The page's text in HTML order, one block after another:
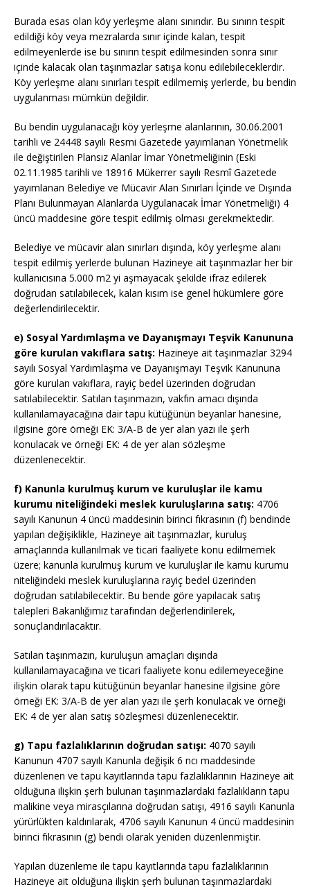
Burada esas olan köy yerleşme alanı sınırıdır. Bu sınırın tespit
edildiği köy veya mezralarda sınır içinde kalan, tespit
edilmeyenlerde ise bu sınırın tespit edilmesinden sonra sınır
içinde kalacak olan taşınmazlar satışa konu edilebileceklerdir.
Köy yerleşme alanı sınırları tespit edilmemiş yerlerde, bu bendin
uygulanması mümkün değildir.
Bu bendin uygulanacağı köy yerleşme alanlarının, 30.06.2001
tarihli ve 24448 sayılı Resmi Gazetede yayımlanan Yönetmelik
ile değiştirilen Plansız Alanlar İmar Yönetmeliğinin (Eski
02.11.1985 tarihli ve 18916 Mükerrer sayılı Resmî Gazetede
yayımlanan Belediye ve Mücavir Alan Sınırları İçinde ve Dışında
Planı Bulunmayan Alanlarda Uygulanacak İmar Yönetmeliği) 4
üncü maddesine göre tespit edilmiş olması gerekmektedir.
Belediye ve mücavir alan sınırları dışında, köy yerleşme alanı
tespit edilmiş yerlerde bulunan Hazineye ait taşınmazlar her bir
kullanıcısına 5.000 m2 yi aşmayacak şekilde ifraz edilerek
doğrudan satılabilecek, kalan kısım ise genel hükümlere göre
değerlendirilecektir.
e) Sosyal Yardımlaşma ve Dayanışmayı Teşvik Kanununa
göre kurulan vakıflara satış: Hazineye ait taşınmazlar 3294
sayılı Sosyal Yardımlaşma ve Dayanışmayı Teşvik Kanununa
göre kurulan vakıflara, rayiç bedel üzerinden doğrudan
satılabilecektir. Satılan taşınmazın, vakfın amacı dışında
kullanılamayacağına dair tapu kütüğünün beyanlar hanesine,
ilgisine göre örneği EK: 3/A-B de yer alan yazı ile şerh
konulacak ve örneği EK: 4 de yer alan sözleşme
düzenlenecektir.
f) Kanunla kurulmuş kurum ve kuruluşlar ile kamu
kurumu niteliğindeki meslek kuruluşlarına satış: 4706
sayılı Kanunun 4 üncü maddesinin birinci fıkrasının (f) bendinde
yapılan değişiklikle, Hazineye ait taşınmazlar, kuruluş
amaçlarında kullanılmak ve ticari faaliyete konu edilmemek
üzere; kanunla kurulmuş kurum ve kuruluşlar ile kamu kurumu
niteliğindeki meslek kuruluşlarına rayiç bedel üzerinden
doğrudan satılabilecektir. Bu bende göre yapılacak satış
talepleri Bakanlığımız tarafından değerlendirilerek,
sonuçlandırılacaktır.
Satılan taşınmazın, kuruluşun amaçları dışında
kullanılamayacağına ve ticari faaliyete konu edilemeyeceğine
ilişkin olarak tapu kütüğünün beyanlar hanesine ilgisine göre
örneği EK: 3/A-B de yer alan yazı ile şerh konulacak ve örneği
EK: 4 de yer alan satış sözleşmesi düzenlenecektir.
g) Tapu fazlalıklarının doğrudan satışı: 4070 sayılı
Kanunun 4707 sayılı Kanunla değişik 6 ncı maddesinde
düzenlenen ve tapu kayıtlarında tapu fazlalıklarının Hazineye ait
olduğuna ilişkin şerh bulunan taşınmazlardaki fazlalıkların tapu
malikine veya mirasçılarına doğrudan satışı, 4916 sayılı Kanunla
yürürlükten kaldırılarak, 4706 sayılı Kanunun 4 üncü maddesinin
birinci fıkrasının (g) bendi olarak yeniden düzenlenmiştir.
Yapılan düzenleme ile tapu kayıtlarında tapu fazlalıklarının
Hazineye ait olduğuna ilişkin şerh bulunan taşınmazlardaki